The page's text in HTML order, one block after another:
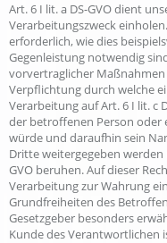
Art. 6 I lit. a DS-GVO dient
Verarbeitungszweck
erforderlich, wie dies
Gegenleistung notwendig
vorvertraglicher
Verpflichtung durch welche
Verarbeitung auf Art. 6 I lit. c
der betroffenen Person oder
würde und daraufhin sein
Dritte weitergegeben werden
GVO beruhen. Auf dieser
Verarbeitung zur Wahrung
Grundfreiheiten des
Gesetzgeber besonders
Kunde des Verantwortlichen